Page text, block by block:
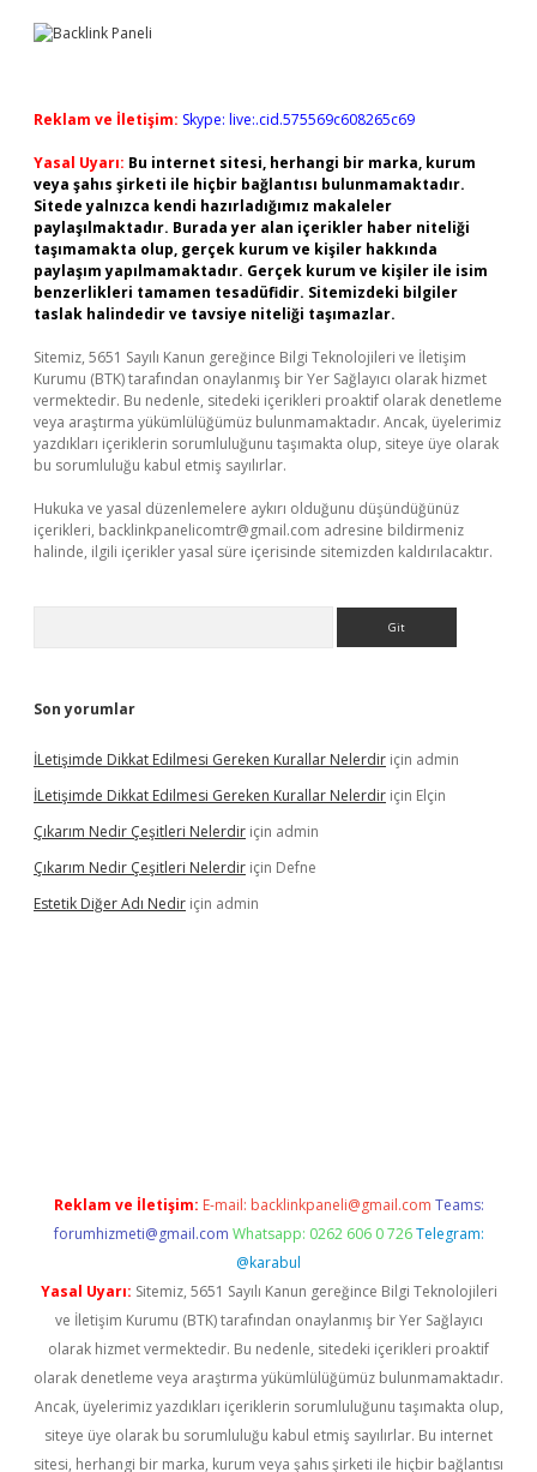
Reklam ve İletişim: Skype: live:.cid.575569c608265c69
Yasal Uyarı: Bu internet sitesi, herhangi bir marka, kurum
veya şahıs şirketi ile hiçbir bağlantısı bulunmamaktadır.
Sitede yalnızca kendi hazırladığımız makaleler
paylaşılmaktadır. Burada yer alan içerikler haber niteliği
taşımamakta olup, gerçek kurum ve kişiler hakkında
paylaşım yapılmamaktadır. Gerçek kurum ve kişiler ile isim
benzerlikleri tamamen tesadüfidir. Sitemizdeki bilgiler
taslak halindedir ve tavsiye niteliği taşımazlar.
Sitemiz, 5651 Sayılı Kanun gereğince Bilgi Teknolojileri ve İletişim
Kurumu (BTK) tarafından onaylanmış bir Yer Sağlayıcı olarak hizmet
vermektedir. Bu nedenle, sitedeki içerikleri proaktif olarak denetleme
veya araştırma yükümlülüğümüz bulunmamaktadır. Ancak, üyelerimiz
yazdıkları içeriklerin sorumluluğunu taşımakta olup, siteye üye olarak
bu sorumluluğu kabul etmiş sayılırlar.
Hukuka ve yasal düzenlemelere aykırı olduğunu düşündüğünüz
içerikleri, backlinkpanelicomtr@gmail.com adresine bildirmeniz
halinde, ilgili içerikler yasal süre içerisinde sitemizden kaldırılacaktır.
Son yorumlar
İLetişimde Dikkat Edilmesi Gereken Kurallar Nelerdir için admin
İLetişimde Dikkat Edilmesi Gereken Kurallar Nelerdir için Elçin
Çıkarım Nedir Çeşitleri Nelerdir için admin
Çıkarım Nedir Çeşitleri Nelerdir için Defne
Estetik Diğer Adı Nedir için admin
Reklam ve İletişim: E-mail: backlinkpaneli@gmail.com Teams:
forumhizmeti@gmail.com Whatsapp: 0262 606 0 726 Telegram:
@karabul
Yasal Uyarı: Sitemiz, 5651 Sayılı Kanun gereğince Bilgi Teknolojileri
ve İletişim Kurumu (BTK) tarafından onaylanmış bir Yer Sağlayıcı
olarak hizmet vermektedir. Bu nedenle, sitedeki içerikleri proaktif
olarak denetleme veya araştırma yükümlülüğümüz bulunmamaktadır.
Ancak, üyelerimiz yazdıkları içeriklerin sorumluluğunu taşımakta olup,
siteye üye olarak bu sorumluluğu kabul etmiş sayılırlar. Bu internet
sitesi, herhangi bir marka, kurum veya şahıs şirketi ile hiçbir bağlantısı